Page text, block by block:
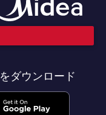
ダウンロード